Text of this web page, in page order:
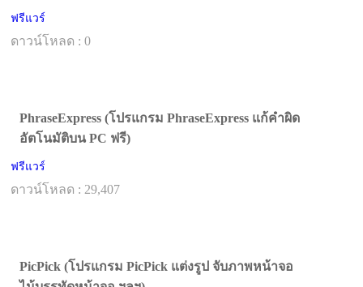
ฟรีแวร์
ดาวน์โหลด : 0
PhraseExpress (โปรแกรม PhraseExpress แก้คำผิด
อัตโนมัติบน PC ฟรี)
ฟรีแวร์
ดาวน์โหลด : 29,407
PicPick (โปรแกรม PicPick แต่งรูป จับภาพหน้าจอ